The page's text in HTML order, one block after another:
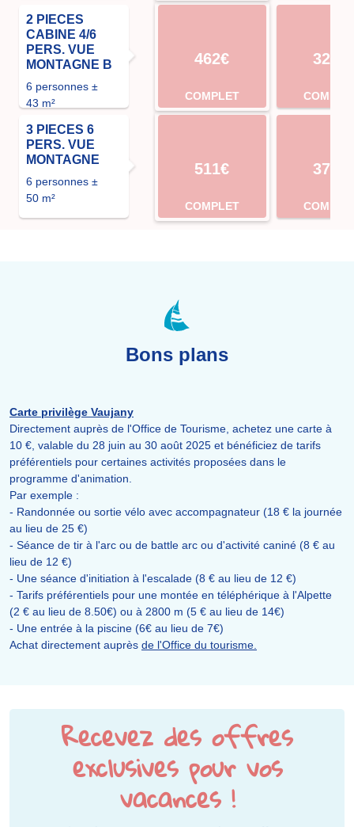
2 PIECES
CABINE 4/6
PERS. VUE
MONTAGNE B
6 personnes ±
43 m²
3 PIECES 6
PERS. VUE
MONTAGNE
6 personnes ±
50 m²
462€
COMPLET
511€
COMPLET
329€
371€
Bons plans
Carte privilège Vaujany
Directement auprès de l'Office de Tourisme, achetez une carte à
10 €, valable du 28 juin au 30 août 2025 et bénéficiez de tarifs
préférentiels pour certaines activités proposées dans le
programme d'animation.
Par exemple :
- Randonnée ou sortie vélo avec accompagnateur (18 € la journée
au lieu de 25 €)
- Séance de tir à l'arc ou de battle arc ou d'activité caniné (8 € au
lieu de 12 €)
- Une séance d'initiation à l'escalade (8 € au lieu de 12 €)
- Tarifs préférentiels pour une montée en téléphérique à l'Alpette
(2 € au lieu de 8.50€) ou à 2800 m (5 € au lieu de 14€)
- Une entrée à la piscine (6€ au lieu de 7€)
Achat directement auprès de l'Office du tourisme.
Recevez des offres
exclusives pour vos
vacances !